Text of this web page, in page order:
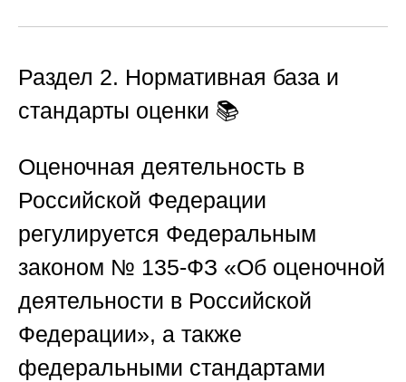
Раздел 2. Нормативная база и
стандарты оценки 📚
Оценочная деятельность в
Российской Федерации
регулируется Федеральным
законом № 135-ФЗ «Об оценочной
деятельности в Российской
Федерации», а также
федеральными стандартами